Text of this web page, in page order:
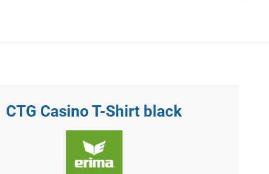
CTG Casino T-Shirt black